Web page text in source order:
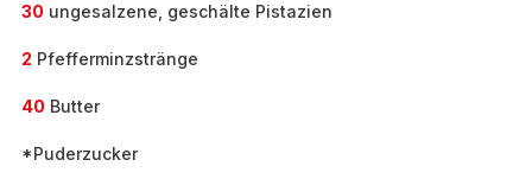
30 ungesalzene, geschälte Pistazien
2 Pfefferminzstränge
40 Butter
*Puderzucker